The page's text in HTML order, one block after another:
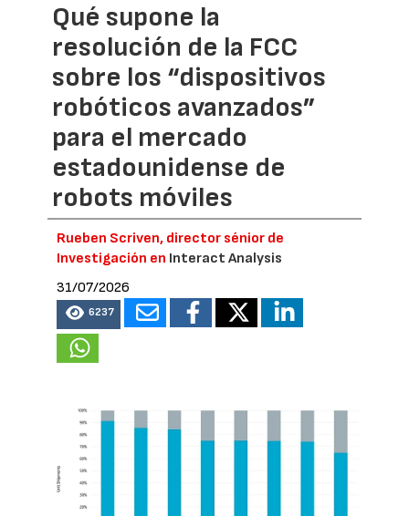
Qué supone la
resolución de la FCC
sobre los “dispositivos
robóticos avanzados”
para el mercado
estadounidense de
robots móviles
Rueben Scriven, director sénior de
Investigación en Interact Analysis
31/07/2026
6237